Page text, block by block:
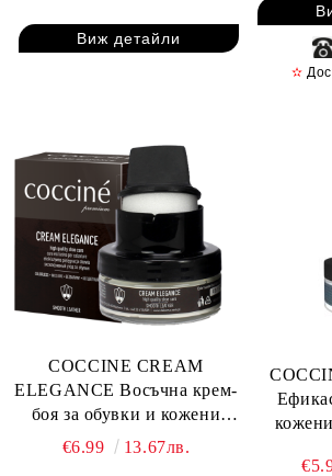
Виж детайли
✫
COCCINE CREAM
ELEGANCE Восъчна крем-
боя за обувки и кожени
изделия, 50 ml
€6.99 13.67лв.